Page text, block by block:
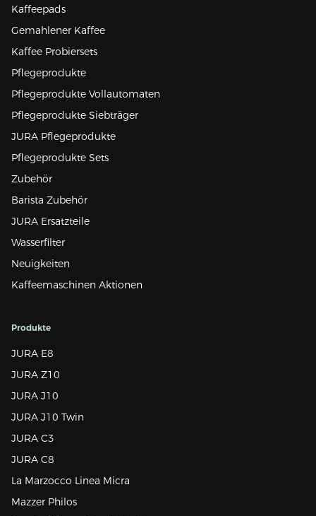
Kaffeepads
Gemahlener Kaffee
Kaffee Probiersets
Pflegeprodukte
Pflegeprodukte Vollautomaten
Pflegeprodukte Siebträger
JURA Pflegeprodukte
Pflegeprodukte Sets
Zubehör
Barista Zubehör
JURA Ersatzteile
Wasserfilter
Neuigkeiten
Kaffeemaschinen Aktionen
Produkte
JURA E8
JURA Z10
JURA J10
JURA J10 Twin
JURA C3
JURA C8
La Marzocco Linea Micra
Mazzer Philos